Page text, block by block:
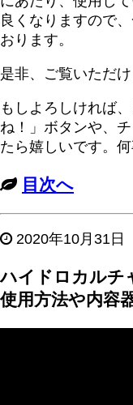
良くなりますので
おります。
是非、ご覧いただ
もしよろしければ
ね！」ボタンや、
たら嬉しいです。
目次へ
2020年10月31日
ハイドロカルチ
使用方法や内容